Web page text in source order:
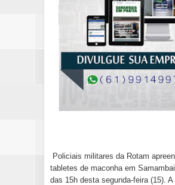
Policiais militares da Rotam
tabletes de maconha em
das 15h desta segunda-feira (15). A